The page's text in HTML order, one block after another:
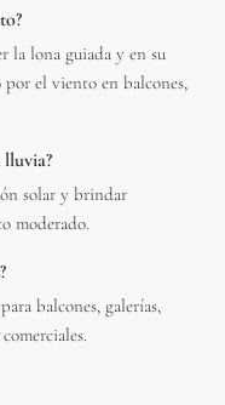
la lona guiada y en su
por el viento en balcones,
solar y brindar
moderado.
balcones, galerías,